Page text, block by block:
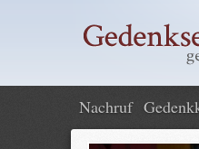
Nachruf